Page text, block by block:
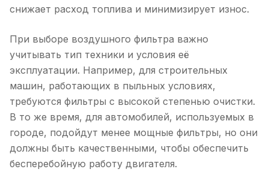
снижает расход топлива и минимизирует износ.
При выборе воздушного фильтра важно
учитывать тип техники и условия её
эксплуатации. Например, для строительных
машин, работающих в пыльных условиях,
требуются фильтры с высокой степенью очистки.
В то же время, для автомобилей, используемых в
городе, подойдут менее мощные фильтры, но они
должны быть качественными, чтобы обеспечить
бесперебойную работу двигателя.